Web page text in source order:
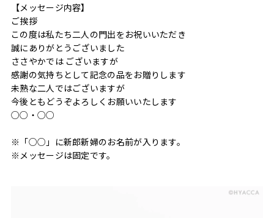
【メッセージ内容】
ご挨拶
この度は私たち二人の門出をお祝いいただき
誠にありがとうございました
ささやかでは ございますが
感謝の気持ちとして記念の品をお贈りします
未熟な二人ではございますが
今後ともどうぞよろしくお願いいたします
○○・○○
※「○○」に新郎新婦のお名前が入ります。
※メッセージは固定です。